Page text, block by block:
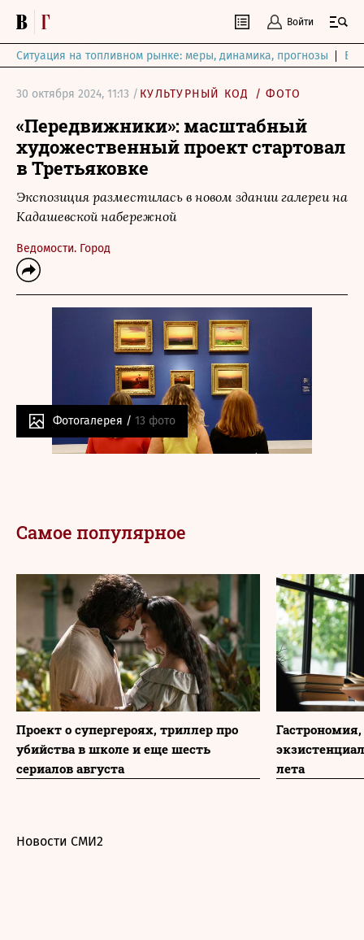
Войти
Ситуация на топливном рынке: меры, динамика, прогнозы
30 октября 2024, 11:13 / КУЛЬТУРНЫЙ КОД /ФОТО
«Передвижники»: масштабный
художественный проект стартовал
в Третьяковке
Экспозиция разместилась в новом здании галереи на
Кадашевской набережной
Ведомости. Город
Фотогалерея / 13 фото
Самое популярное
Проект о супергероях, триллер про
убийства в школе и еще шесть
сериалов августа
лета
Новости СМИ2